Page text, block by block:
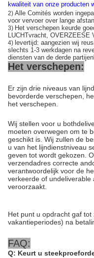
kwaliteit van onze producten
2) Alle Comités worden
voor vervoer over lange
3) Het verschepen keurde
LUCHTvracht, OVERZEESE
4) levertijd: aangezien wij
slechts 1-3 werkdagen na
diensten van de derde
Het verschepen:
Er zijn drie niveaus van
bevorderde verschepen,
het verschepen.
Wij stellen voor u
moeten overwegen om te
geschikt is. Wij zullen de
u van het lijndienstniveau
geven tot wordt gekozen.
verzendadres correcte
verantwoordelijk voor de
verkeerde of undeliverable
veroorzaakt.
Het punt u opdracht gaf
vakantieperiodes) na
FAQ:
Q: Keurt u